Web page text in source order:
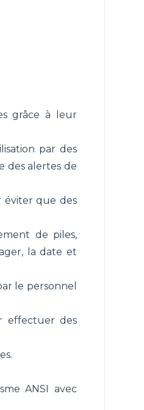
grâce à leur
par des
des alertes de
éviter que des
de piles,
la date et
le personnel
effectuer des
ANSI avec